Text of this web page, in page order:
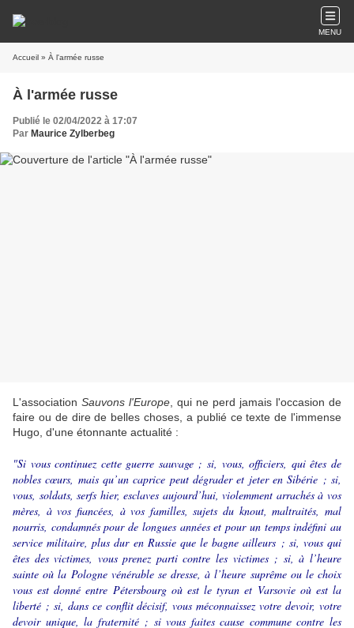
MENU
Accueil » À l'armée russe
À l'armée russe
Publié le 02/04/2022 à 17:07
Par Maurice Zylberbeg
L'association Sauvons l'Europe , qui ne perd jamais l'occasion de
faire ou de dire de belles choses, a publié ce texte de l'immense
Hugo, d'une étonnante actualité :
"Si vous continuez cette guerre sauvage ; si, vous, officiers, qui êtes de
nobles cœurs, mais qu’un caprice peut dégrader et jeter en Sibérie ; si,
vous, soldats, serfs hier, esclaves aujourd’hui, violemment arrachés à vos
mères, à vos fiancées, à vos familles, sujets du knout, maltraités, mal
nourris, condamnés pour de longues années et pour un temps indéfini au
service militaire, plus dur en Russie que le bagne ailleurs ; si, vous qui
êtes des victimes, vous prenez parti contre les victimes ; si, à l’heure
sainte où la Pologne vénérable se dresse, à l’heure suprême ou le choix
vous est donné entre Pétersbourg où est le tyran et Varsovie où est la
liberté ; si, dans ce conflit décisif, vous méconnaissez votre devoir, votre
devoir unique, la fraternité ; si vous faites cause commune contre les